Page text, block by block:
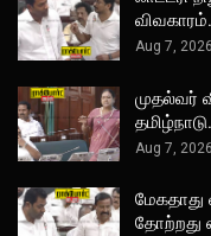
Aug 7, 2026
முதல்வர்
Aug 7, 2026
மேகதாது
தோற்றது